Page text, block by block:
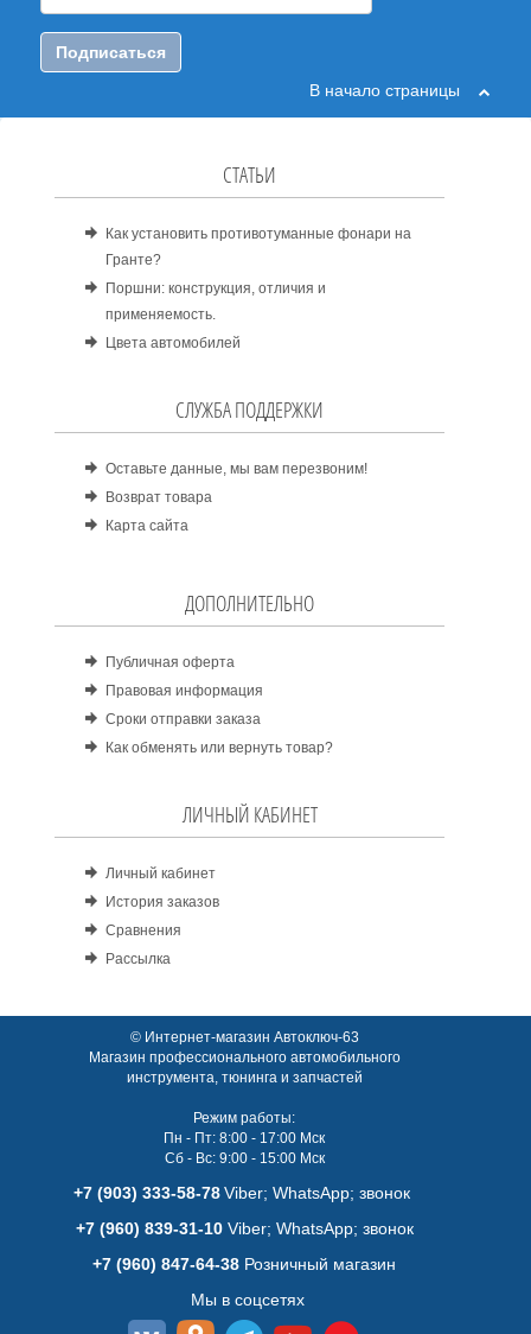
Подписаться
В начало страницы
СТАТЬИ
Как установить противотуманные фонари на
Гранте?
Поршни: конструкция, отличия и
применяемость.
Цвета автомобилей
СЛУЖБА ПОДДЕРЖКИ
Оставьте данные, мы вам перезвоним!
Возврат товара
Карта сайта
ДОПОЛНИТЕЛЬНО
Публичная оферта
Правовая информация
Сроки отправки заказа
Как обменять или вернуть товар?
ЛИЧНЫЙ КАБИНЕТ
Личный кабинет
История заказов
Сравнения
Рассылка
© Интернет-магазин Автоключ-63
Магазин профессионального автомобильного
инструмента, тюнинга и запчастей
Режим работы:
Пн - Пт: 8:00 - 17:00 Мск
Сб - Вс: 9:00 - 15:00 Мск
+7 (903) 333-58-78 Viber; WhatsАpp; звонок
+7 (960) 839-31-10Viber; WhatsАpp; звонок
+7 (960) 847-64-38 Розничный магазин
Мы в соцсетях